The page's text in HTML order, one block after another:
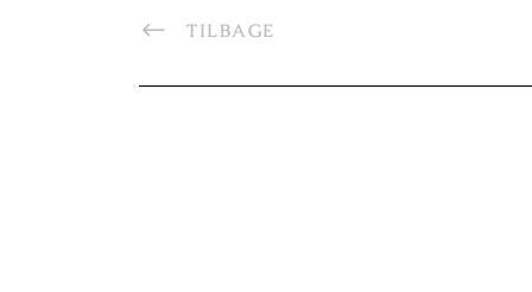
TILBAGE